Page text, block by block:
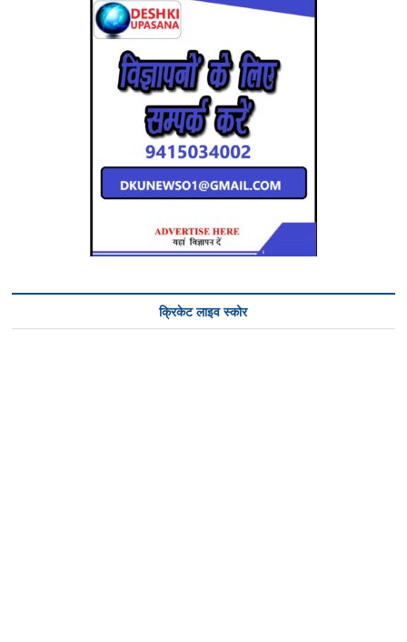
क्रिकेट लाइव स्कोर